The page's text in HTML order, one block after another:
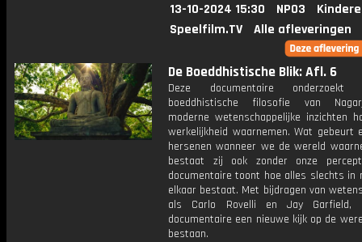
13-10-2024 15:30 NPO3
Speelfilm.TV
Alle afleveringen
De Boeddhistische Blik: Afl. 6
Deze documentaire
boeddhistische filosofie van
moderne wetenschappelijke inzichten
werkelijkheid waarnemen. Wat gebeurt
hersenen wanneer we de wereld
bestaat zij ook zonder onze
documentaire toont hoe alles slechts in
elkaar bestaat. Met bijdragen van
als Carlo Rovelli en Jay Garfield,
documentaire een nieuwe kijk op de
bestaan.